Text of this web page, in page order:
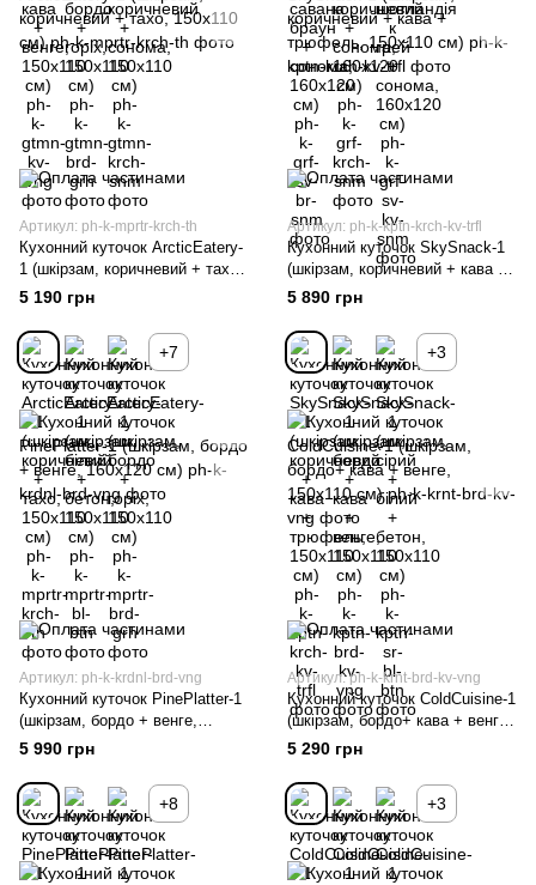
Артикул: ph-k-mprtr-krch-th
Кухонний куточок ArcticEatery-
1 (шкірзам, коричневий + тахо,
150х110 см)
5 190 грн
+7
Артикул: ph-k-kptn-krch-kv-trfl
Кухонний куточок SkySnack-1
(шкірзам, коричневий + кава +
трюфель, 150х110 см)
5 890 грн
+3
Артикул: ph-k-krdnl-brd-vng
Кухонний куточок PinePlatter-1
(шкірзам, бордо + венге,
160х120 см)
5 990 грн
+8
Артикул: ph-k-krnt-brd-kv-vng
Кухонний куточок ColdCuisine-1
(шкірзам, бордо+ кава + венге,
150х110 см)
5 290 грн
+3